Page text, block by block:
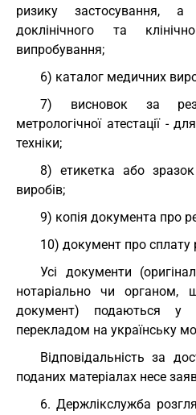
ризику застосування,
доклінічного та
випробування;
6) каталог медичних
7) висновок за
метрологічної атестації -
техніки;
8) етикетка або
виробів;
9) копія документа про
10) документ про сплату
Усі документи
нотаріально чи органом,
документ) подаються у
перекладом на українську
Відповідальність за
поданих матеріалах несе
6. Держлікслужба